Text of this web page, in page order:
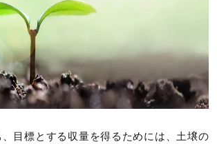
目標とする収量を得るためには、土壌の